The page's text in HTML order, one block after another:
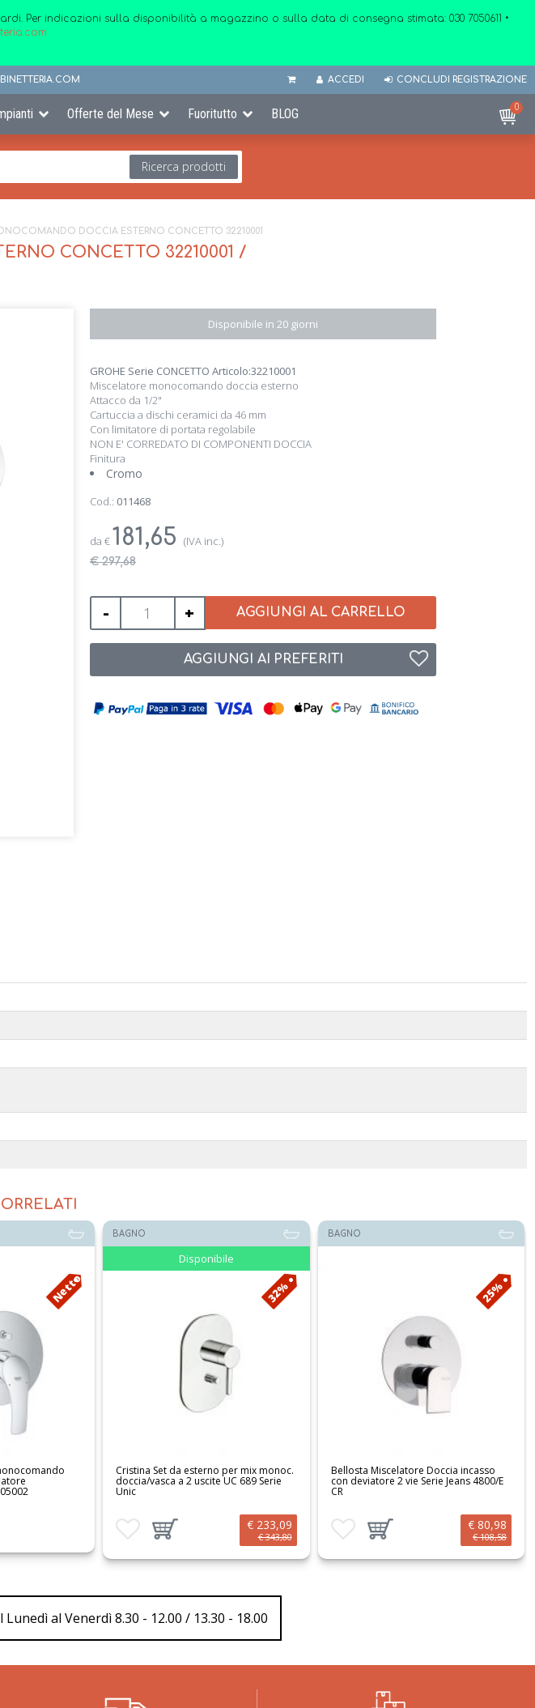
Per indicazioni sulla disponibilità a magazzino o sulla data di consegna stimata: 030 7050611 •
ACCEDI CONCLUDI REGISTRAZIONE
Offerte del Mese Fuoritutto BLOG 0
Ricerca prodotti
DOCCIA ESTERNO CONCETTO 32210001
CONCETTO 32210001 /
Disponibile in 20 giorni
GROHE Serie CONCETTO Articolo:32210001
Miscelatore monocomando doccia esterno
Attacco da 1/2"
Cartuccia a dischi ceramici da 46 mm
Con limitatore di portata regolabile
NON E' CORREDATO DI COMPONENTI DOCCIA
Finitura
Cromo
Cod.: 011468
da €181,65 (IVA inc.)
€ 297,68
- + AGGIUNGI AL CARRELLO
AGGIUNGI AI PREFERITI
32%
per mix monoc.
UC 689 Serie
BAGNO
25%
Bellosta Miscelatore Doccia incasso
con deviatore 2 vie Serie Jeans 4800/E
CR
Aggiungi ai preferiti
Aggiungi prodotto al carrello
€ 80,98
€ 108,58
BAGNO
Netto
GROHE miscelatore doccia incasso
EURODISC COSMOPOLITAN 19549002
Aggiungi ai preferiti
Aggiungi prodotto al carrello
€ 70,52
Lunedì al Venerdì 8.30 - 12.00 / 13.30 - 18.00